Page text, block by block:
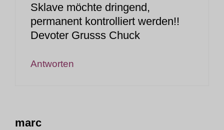
Sklave möchte dringend,
permanent kontrolliert werden!!
Devoter Grusss Chuck
Antworten
marc